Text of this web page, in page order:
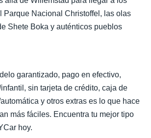
Parque Nacional Christoffel, las olas
Shete Boka y auténticos pueblos
garantizado, pago en efectivo,
sin tarjeta de crédito, caja de
y otros extras es lo que hace
más fáciles. Encuentra tu mejor tipo
hoy.